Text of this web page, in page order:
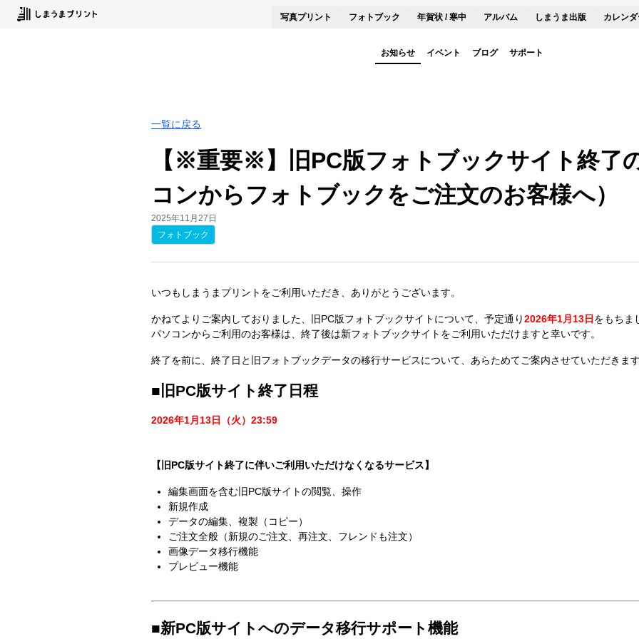
写真プリント フォトブック 年賀状 / 寒中 アルバム しまうま出版 カレン
お知らせ イベント ブログ サポート
一覧に戻る
【※重要※】​旧PC版フォトブックサイト終了
コンからフォトブックをご注文のお客様へ）
2025年11月27日
フォトブック
いつもしま​うまプリントを​ご利用いただき、​ありがとう​ございます。​
かねてより​ご案内しておりました、​旧PC版フォトブックサイトに​ついて​、予定通り2026年1月13日 をもちま
パソコンからご利用のお客様は、終了後は新フォトブックサイトをご利用いただけますと幸いです。
終了を前に、終了日と旧フォトブックデータの移行サービスについて、あらためてご案内させていただきま
■旧PC版サイト終了日程
2026年1月13日​（火）23:59
【旧PC版サイト終了に​伴い​ご利用いただけなくなる​サービス】
編集画面を含む旧PC版サイトの閲覧、操作
新規作成
データの​編集、​複製​（コピー）​
ご注文全般​（新規の​ご注文、​再注文、​フレンドも​注文）​
画像データ移行機能
プレビュー機能
■​新PC版サイトへの​データ移行サポート機能